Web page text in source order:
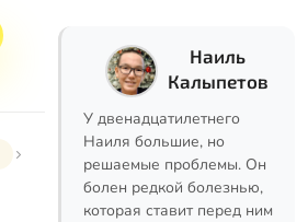
Наиль
Калыпетов
У двенадцатилетнего
Наиля большие, но
решаемые проблемы. Он
болен редкой болезнью,
которая ставит перед ним